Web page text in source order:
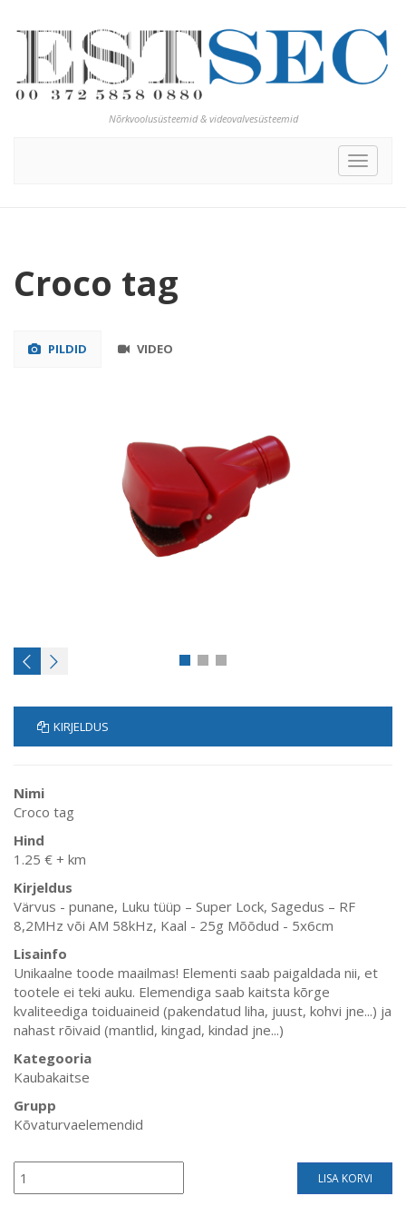
Nõrkvoolusüsteemid & videovalvesüsteemid
Toggle
Croco tag
PILDID VIDEO
KIRJELDUS
Nimi
Croco tag
Hind
1.25 € + km
Kirjeldus
Värvus - punane, Luku tüüp – Super Lock, Sagedus – RF
8,2MHz või AM 58kHz, Kaal - 25g Mõõdud - 5x6cm
Lisainfo
Unikaalne toode maailmas! Elementi saab paigaldada nii, et
tootele ei teki auku. Elemendiga saab kaitsta kõrge
kvaliteediga toiduaineid (pakendatud liha, juust, kohvi jne...) ja
nahast rõivaid (mantlid, kingad, kindad jne...)
Kategooria
Kaubakaitse
Grupp
Kõvaturvaelemendid
LISA KORVI